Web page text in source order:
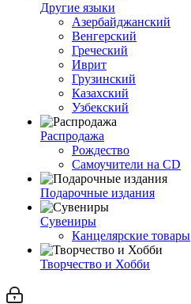
Другие языки
Азербайджанский
Венгерский
Греческий
Иврит
Грузинский
Казахский
Узбекский
Распродажа
Рождество
Самоучители на CD
Подарочные издания
Сувениры
Канцелярские товары
Творчество и Хобби